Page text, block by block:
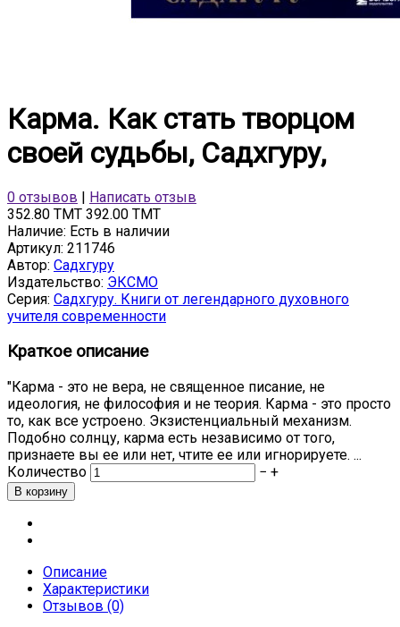
Карма. Как стать творцом
своей судьбы, Садхгуру,
0 отзывов
Написать отзыв
352.80 TMT 392.00 TMT
Наличие: Есть в наличии
Артикул: 211746
Автор: Садхгуру
Издательство: ЭКСМО
Серия: Садхгуру. Книги от легендарного духовного
учителя современности
Краткое описание
"Карма - это не вера, не священное писание, не
идеология, не философия и не теория. Карма - это просто
то, как все устроено. Экзистенциальный механизм.
Подобно солнцу, карма есть независимо от того,
признаете вы ее или нет, чтите ее или игнорируете. ...
Количество
− +
Описание
Характеристики
Отзывов (0)